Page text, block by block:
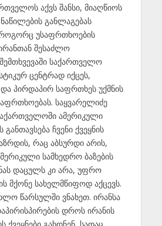
აქვს შანსი, მიაღწიოს
განლაგებას
უსაფრთხოების
შესაძლო
საქართველო
ცენტრად იქცეს,
პირდაპირ საფრთხეს უქმნის
საყვარელიძე
ამერიკული
ჩვენი ქვეყნის
რაც აბსურდი არის,
სამხედრო ბაზების
დაცულს კი არა, უფრო
მქონე სახელმწიფოდ აქცევს.
წარსულში ვნახეთ. ირანსა
დროს ირანის